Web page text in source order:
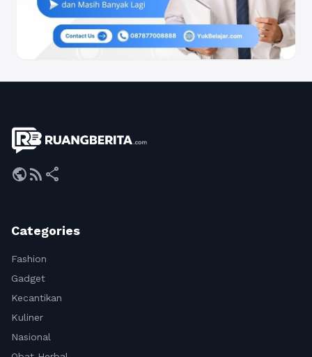
publicrss_feed share
Categories
Fashion
Gadget
Kecantikan
Kuliner
Nasional